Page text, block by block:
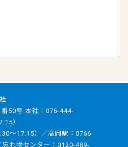
50号 本社： 076-444-
）
～17:15）／高岡駅：0766-
忘れ物センター：0120-489-